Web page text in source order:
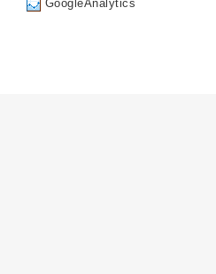
GoogleAnalytics